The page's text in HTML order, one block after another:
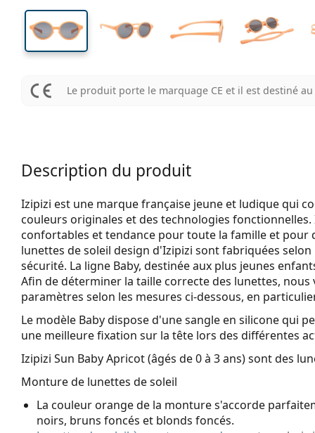
Le produit porte le marquage CE et il est destiné
Description du produit
Izipizi est une marque française jeune et ludique qui
couleurs originales et des technologies
confortables et tendance pour toute la famille et pour
lunettes de soleil design d'Izipizi sont fabriquées
sécurité. La ligne Baby, destinée aux plus jeunes
Afin de déterminer la taille correcte des lunettes,
paramètres selon les mesures ci-dessous, en
Le modèle Baby dispose d'une sangle en silicone qui
une meilleure fixation sur la tête lors des différentes
Izipizi Sun Baby Apricot (âgés de 0 à 3 ans)sont des
Monture de lunettes de soleil
La couleur orange de la monture s'accorde
noirs, bruns foncés et blonds foncés.